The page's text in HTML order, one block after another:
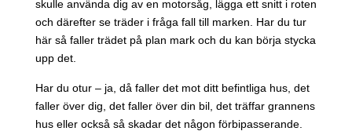
skulle använda dig av en motorsåg, lägga ett snitt i roten
och därefter se träder i fråga fall till marken. Har du tur
här så faller trädet på plan mark och du kan börja stycka
upp det.
Har du otur – ja, då faller det mot ditt befintliga hus, det
faller över dig, det faller över din bil, det träffar grannens
hus eller också så skadar det någon förbipasserande.